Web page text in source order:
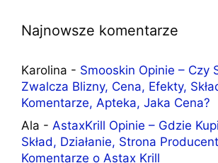
Najnowsze komentarze
Karolina - Smooskin Opinie – Czy
Zwalcza Blizny, Cena, Efekty,
Komentarze, Apteka, Jaka Cena?
Ala - AstaxKrill Opinie – Gdzie
Skład, Działanie, Strona
Komentarze o Astax Krill